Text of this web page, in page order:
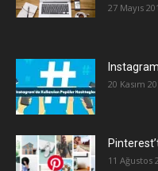
27 Mayıs
20 Kasım
11 Ağustos